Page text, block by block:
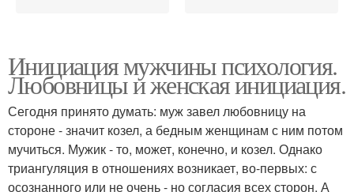
Инициация мужчины психология.
Любовницы и женская инициация.
Сегодня принято думать: муж завел любовницу на
стороне - значит козел, а бедным женщинам с ним потом
мучиться. Мужик - то, может, конечно, и козел. Однако
триангуляция в отношениях возникает, во-первых: с
осознанного или не очень - но согласия всех сторон. А